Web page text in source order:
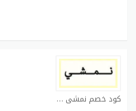
كود خصم نمشي كوبون